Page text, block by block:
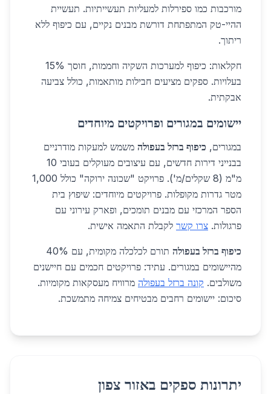
מורכבות כמו ספירלות למעליות תעשייתיות. תעשיית
ההיי-טק המתפתחת דורשת מבנים נקיים, עם כיפוף ללא
ריתוך.
חקלאות: כיפוף למערכות השקיה וחממות, חוסך 15%
בעלויות. ספקים מציעים חבילות מותאמות, כולל צביעה
אבקתית.
יישומים במגורים ופרויקטים מיוחדים
במגורים, כיפוף ברזל בעפולה משמש למעקות מודרניים
בבנייני דירות חדשים, עם עיצובים מעוקלים בעובי 10
מ"מ (8 שקלים/מ'). פרויקט "שכונה ירוקה" כולל 1,000
מטר גדרות מקופלות. פרויקטים מיוחדים: שיפוץ בית
הספר המרכזי עם מבנים תומכים, ופארק עירוני עם
פרגולות. צרו קשר לקבלת התאמה אישית.
כיפוף ברזל בעפולה
תורם לכלכלה מקומית, עם 40%
מהיישומים במגורים. עתיד: פרויקטים חכמים עם חיישנים
משולבים. קונה ברזל בעפולה מרוויח מעסקאות מקומיות.
סיכום: יישומים רחבים מבטיחים צמיחה מתמשכת.
יתרונות ספקים באזור צפון